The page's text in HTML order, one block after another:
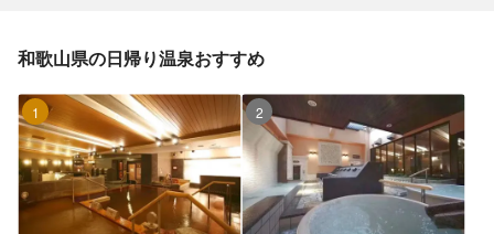
和歌山県の日帰り温泉おすすめ
1位 2位